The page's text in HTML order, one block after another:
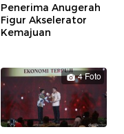
Penerima Anugerah
Figur Akselerator
Kemajuan
4 Foto